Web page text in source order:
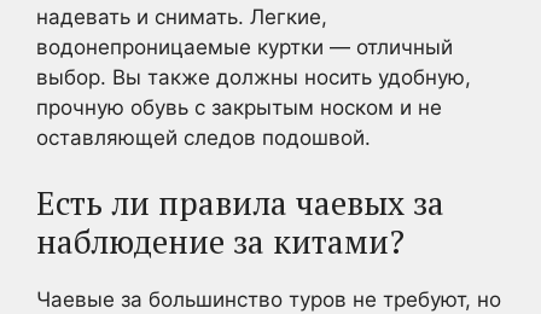
надевать и снимать. Легкие,
водонепроницаемые куртки — отличный
выбор. Вы также должны носить удобную,
прочную обувь с закрытым носком и не
оставляющей следов подошвой.
Есть ли правила чаевых за
наблюдение за китами?
Чаевые за большинство туров не требуют, но